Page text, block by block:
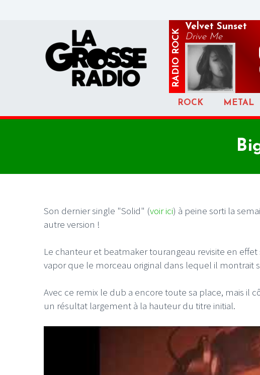
RADIO
ROCK
Velvet Sunset
Drive Me
ROCK METAL
Son dernier single "Solid" (voir ici) à peine sorti la
autre version !
Le chanteur et beatmaker tourangeau revisite en
vapor que le morceau original dans lequel il
Avec ce remix le dub a encore toute sa place, mais il
un résultat largement à la hauteur du titre initial.